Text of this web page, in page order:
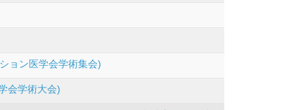
ョン医学会学術集会)
会学術大会)